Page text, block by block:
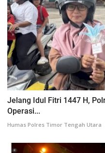
Jelang Idul Fitri 1447 H,
Operasi...
Humas Polres Timor Tengah Utara